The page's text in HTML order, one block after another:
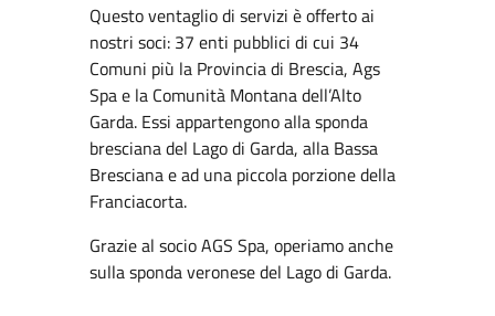
Questo ventaglio di servizi è offerto ai
nostri soci: 37 enti pubblici di cui 34
Comuni più la Provincia di Brescia, Ags
Spa e la Comunità Montana dell’Alto
Garda. Essi appartengono alla sponda
bresciana del Lago di Garda, alla Bassa
Bresciana e ad una piccola porzione della
Franciacorta.
Grazie al socio AGS Spa, operiamo anche
sulla sponda veronese del Lago di Garda.